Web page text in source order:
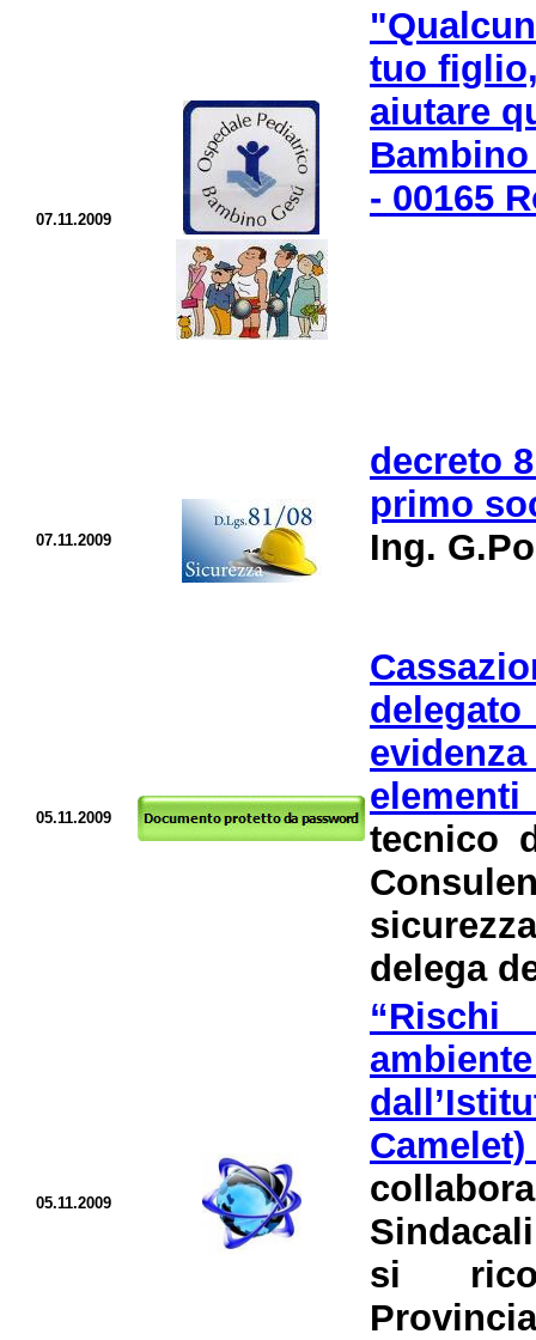
07.11.2009
tuo
aiutare
- 00165
07.11.2009
decreto
primo
Ing.
05.11.2009
tecnico
delega
05.11.2009
“
si